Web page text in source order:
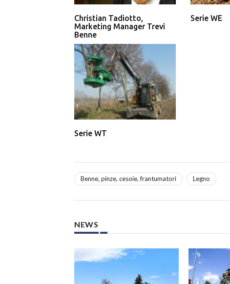
Christian Tadiotto,
Marketing Manager Trevi
Benne
Serie WE
Serie WT
Benne, pinze, cesoie, frantumatori Legno
NEWS